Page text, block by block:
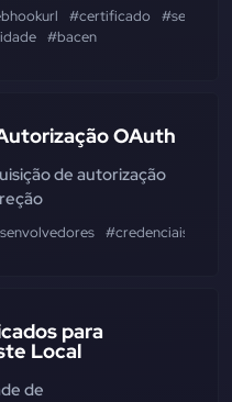
#certificado
#bacen
OAuth
de autorização
#credenciais
para
Local
de